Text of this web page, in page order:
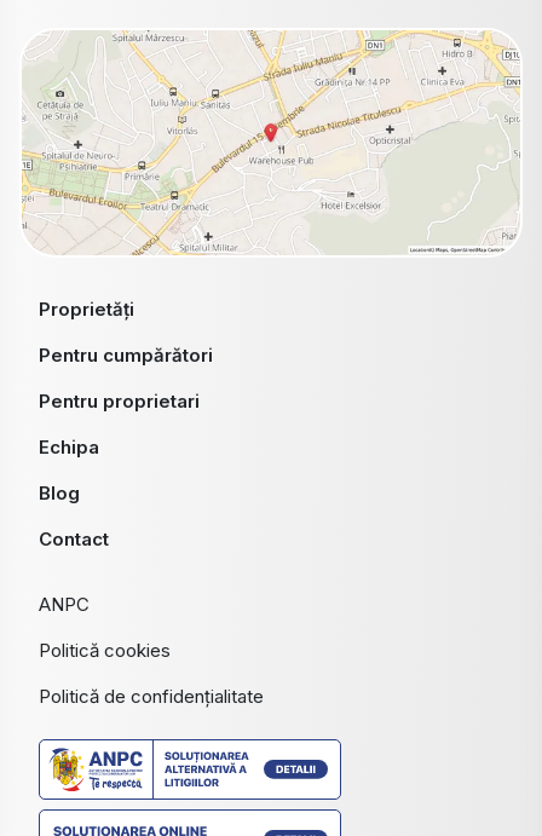
Proprietăți
Pentru cumpărători
Pentru proprietari
Echipa
Blog
Contact
ANPC
Politică cookies
Politică de confidențialitate